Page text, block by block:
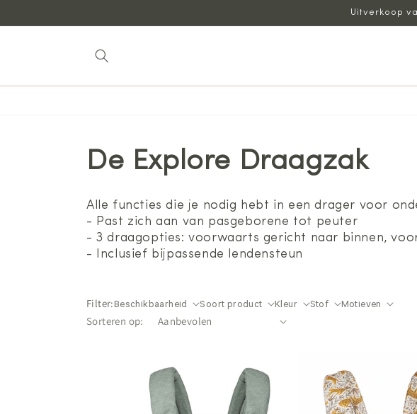
Uitverkoop
De Explore Draagzak
Alle functies die je nodig hebt in een drager voor
- Past zich aan van pasgeborene tot peuter
- 3 draagopties: voorwaarts gericht naar binnen,
- Inclusief bijpassende lendensteun
Filter: Beschikbaarheid Soort product Kleur Stof Motieven
Sorteren op: